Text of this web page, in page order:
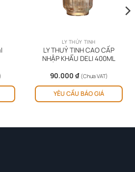
LY THỦY TINH
LY THUỶ TINH CAO CẤP
NHẬP KHẨU DELI 400ML
90.000 ₫ (Chưa VAT)
YÊU CẦU BÁO GIÁ